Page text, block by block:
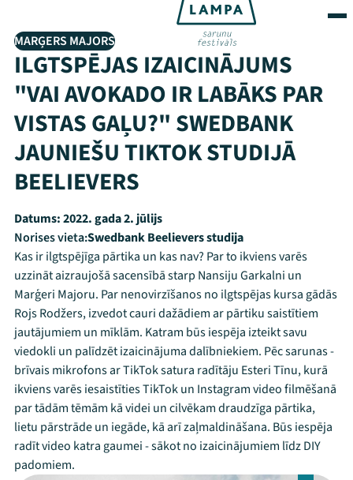
MARĢERS MAJORS
ILGTSPĒJAS IZAICINĀJUMS
"VAI AVOKADO IR LABĀKS PAR
VISTAS GAĻU?" SWEDBANK
JAUNIEŠU TIKTOK STUDIJĀ
BEELIEVERS
Datums:2022. gada 2. jūlijs
Norises vieta:Swedbank Beelievers studija
Kas ir ilgtspējīga pārtika un kas nav? Par to ikviens varēs
uzzināt aizraujošā sacensībā starp Nansiju Garkalni un
Marģeri Majoru. Par nenovirzīšanos no ilgtspējas kursa gādās
Rojs Rodžers, izvedot cauri dažādiem ar pārtiku saistītiem
jautājumiem un mīklām. Katram būs iespēja izteikt savu
viedokli un palīdzēt izaicinājuma dalībniekiem. Pēc sarunas -
brīvais mikrofons ar TikTok satura radītāju Esteri Tīnu, kurā
ikviens varēs iesaistīties TikTok un Instagram video filmēšanā
par tādām tēmām kā videi un cilvēkam draudzīga pārtika,
lietu pārstrāde un iegāde, kā arī zaļmaldināšana. Būs iespēja
radīt video katra gaumei - sākot no izaicinājumiem līdz DIY
padomiem.